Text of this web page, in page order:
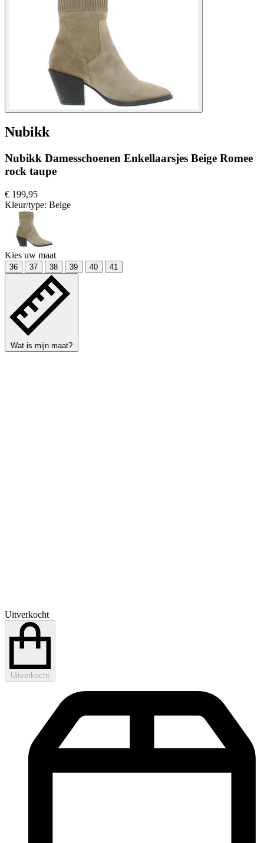
Nubikk
Nubikk Damesschoenen Enkellaarsjes Beige Romee
rock taupe
€ 199,95
Kleur/type: Beige
Kies uw maat
36 37 38 39 40 41
Wat is mijn maat?
Uitverkocht
Uitverkocht